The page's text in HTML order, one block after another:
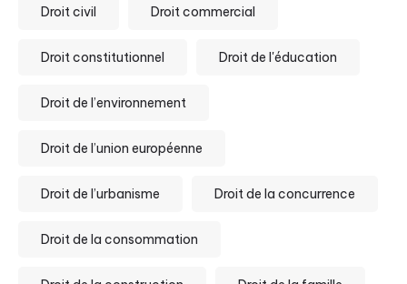
Droit civil Droit commercial
Droit constitutionnel Droit de l'éducation
Droit de l’environnement
Droit de l’union européenne
Droit de l’urbanisme Droit de la concurrence
Droit de la consommation